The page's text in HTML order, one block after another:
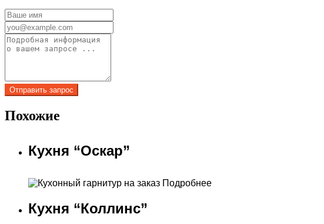
Похожие
Кухня “Оскар”
Подробнее
Кухня “Коллинс”